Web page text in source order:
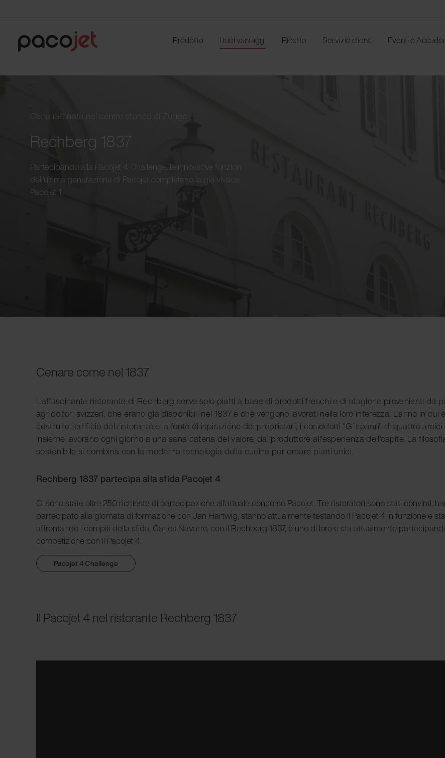
Prodotto I tuoi vantaggi Ricette Servizio clienti Eventi e
Cena raffinata nel centro storico di Zurigo
Rechberg 1837
Partecipando alla Pacojet 4 Challenge, le innovative funzioni
dell'ultima generazione di Pacojet completano la già vivace
Pacojet 1.
Cenare come nel 1837
L'affascinante ristorante di Rechberg serve solo piatti a base di prodotti freschi e di stagione provenienti da
agricoltori svizzeri, che erano già disponibili nel 1837 e che vengono lavorati nella loro interezza. L'anno in cui
costruito l'edificio del ristorante è la fonte di ispirazione dei proprietari, i cosiddetti "G`spann" di quattro amici
Insieme lavorano ogni giorno a una sana catena del valore, dal produttore all'esperienza dell'ospite. La
sostenibile si combina con la moderna tecnologia della cucina per creare piatti unici.
Rechberg 1837 partecipa alla sfida Pacojet 4
Ci sono state oltre 250 richieste di partecipazione all'attuale concorso Pacojet. Tre ristoratori sono stati convinti,
partecipato alla giornata di formazione con Jan Hartwig, stanno attualmente testando il Pacojet 4 in funzione e
affrontando i compiti della sfida. Carlos Navarro, con il Rechberg 1837, è uno di loro e sta attualmente
competizione con il Pacojet 4.
Pacojet 4 Challenge
Il Pacojet 4 nel ristorante Rechberg 1837